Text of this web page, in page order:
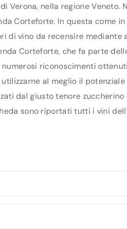
Verona, nella regione
Corteforte. In questa come
di vino da recensire mediante
Corteforte, che fa parte
riconoscimenti
al meglio il
dal giusto tenore
sono riportati tutti i vini